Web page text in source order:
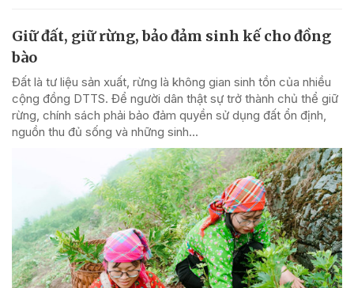
Giữ đất, giữ rừng, bảo đảm sinh kế cho đồng
bào
Đất là tư liệu sản xuất, rừng là không gian sinh tồn của nhiều
cộng đồng DTTS. Để người dân thật sự trở thành chủ thể giữ
rừng, chính sách phải bảo đảm quyền sử dụng đất ổn định,
nguồn thu đủ sống và những sinh...